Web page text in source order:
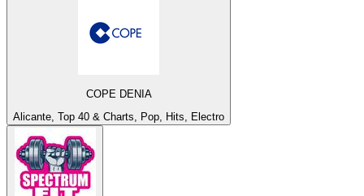
COPE DENIA
Alicante, Top 40 & Charts, Pop, Hits, Electro